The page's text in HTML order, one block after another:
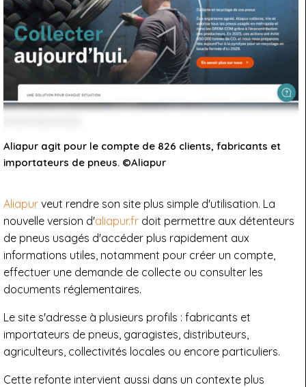
Aliapur agit pour le compte de 826 clients, fabricants et
importateurs de pneus. ©Aliapur
Aliapur veut rendre son site plus simple d'utilisation. La
nouvelle version d'aliapur.fr doit permettre aux détenteurs
de pneus usagés d'accéder plus rapidement aux
informations utiles, notamment pour créer un compte,
effectuer une demande de collecte ou consulter les
documents réglementaires.
Le site s'adresse à plusieurs profils : fabricants et
importateurs de pneus, garagistes, distributeurs,
agriculteurs, collectivités locales ou encore particuliers.
Cette refonte intervient aussi dans un contexte plus